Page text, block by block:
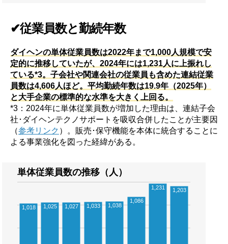
✔従業員数と勤続年数
ダイヘンの単体従業員数は2022年まで1,000人規模で安
定的に推移していたが、2024年には1,231人に上振れし
ている*3。子会社や関連会社の従業員も含めた連結従業
員数は4,606人ほど。平均勤続年数は19.9年（2025年）
と大手企業の標準的な水準を大きく上回る。
*3：2024年に単体従業員数が増加した理由は、連結子会
社･ダイヘンテクノサポートを吸収合併したことが主要因
（参考リンク ）。販売･保守機能を本体に統合することに
よる事業強化を図った経緯がある。
単体従業員数の推移（人）
1,018 1,025 1,027 1,033 1,038
1,086
1,231 1,203